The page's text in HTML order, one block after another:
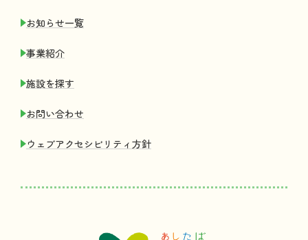
お知 らせ一覧
事業紹介
施設を探す
お問い合わせ
ウェブアクセシビリティ 方針